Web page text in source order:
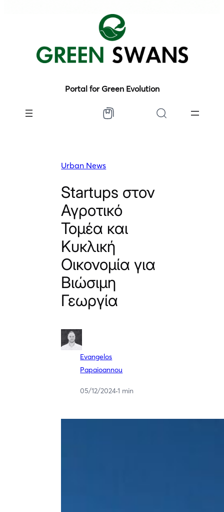
Portal for Green Evolution
Urban News
Startups στον
Αγροτικό
Τομέα και
Κυκλική
Οικονομία για
Βιώσιμη
Γεωργία
Evangelos
Papaioannou
05/12/2024·1 min